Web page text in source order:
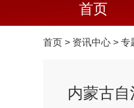
首页
首页 > 资讯中心 > 专
内蒙古